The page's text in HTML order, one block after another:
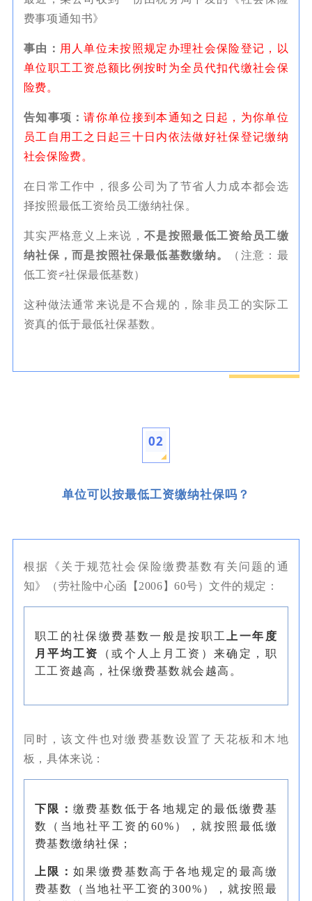
费事项通知书》
事由： 用人单位未按照规定办理社会保险登记，以
单位职工工资总额比例按时为全员代扣代缴社会保
险费。
告知事项：请你单位接到本通知之日起，为你单位
员工自用工之日起三十日内依法做好社保登记缴纳
社会保险费。
在日常工作中，很多公司为了节省人力成本都会选
择按照最低工资给员工缴纳社保。
其实严格意义上来说，不是按照最低工资给员工缴
纳社保，而是按照社保最低基数缴纳。
（注意：最
低工资≠社保最低基数）
这种做法通常来说是不合规的，除非员工的实际工
资真的低于最低社保基数。
02
单位可以按最低工资缴纳社保吗？
根据《关于规范社会保险缴费基数有关问题的通
知》（劳社险中心函【2006】60号）文件的规定：
职工的社保缴费基数一般是按职工
上一年度
月平均工资
（或个人上月工资）来确定，职
工工资越高，社保缴费基数就会越高。
同时，该文件也对缴费基数设置了天花板和木地
板，具体来说：
下限：缴费基数低于各地规定的最低缴费基
数（当地社平工资的60%），就按照最低缴
费基数缴纳社保；
上限：如果缴费基数高于各地规定的最高缴
费基数（当地社平工资的300%），就按照最